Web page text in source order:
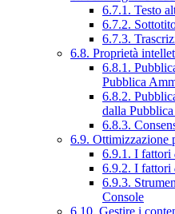
6.7.1. Testo
6.7.2.
6.7.3.
6.8. Proprietà
6.8.1.
Pubblica
6.8.2.
dalla
6.8.3.
6.9. Ottimizzazione
6.9.1. I fattori
6.9.2. I fattori
6.9.3.
Console
6.10. Gestire i